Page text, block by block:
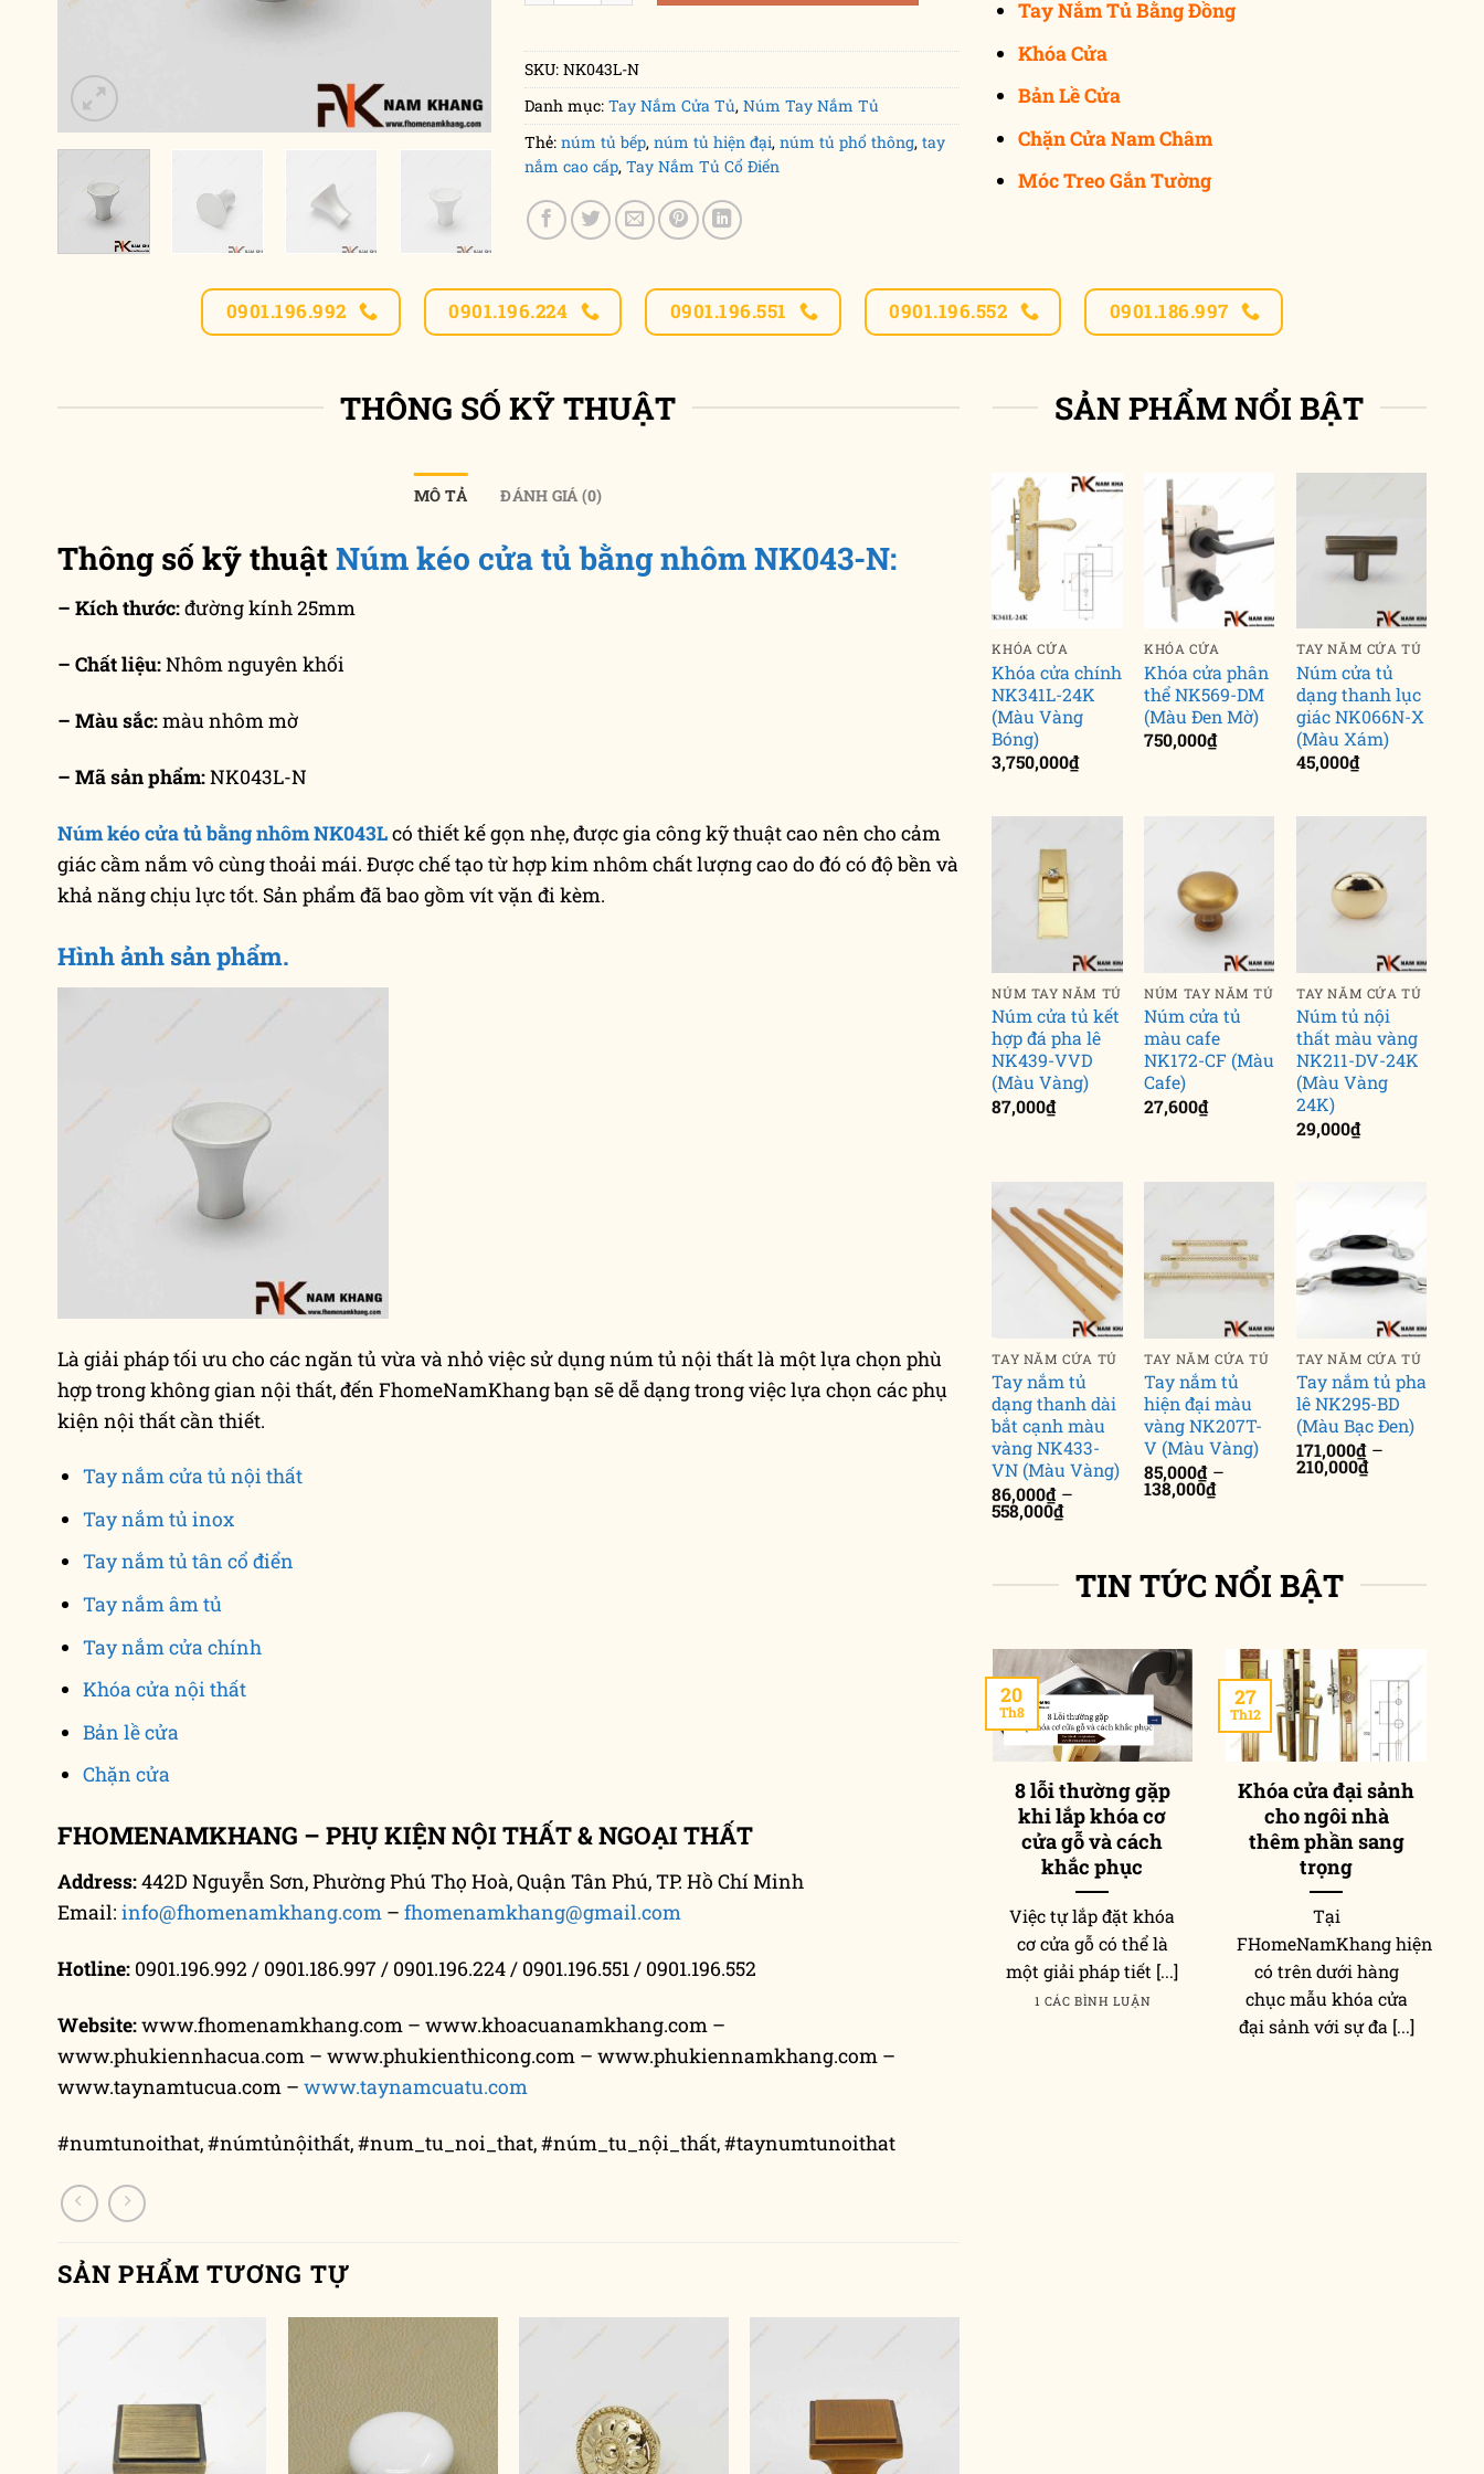
SKU:NK043L-N
Danh mục:Tay Nắm Cửa Tủ,Núm Tay Nắm Tủ
Thẻ:núm tủ bếp,núm tủ hiện đại,núm tủ phổ thông,tay
nắm cao cấp,Tay Nắm Tủ Cổ Điển
Tay Nắm Tủ Bằng Đồng
Khóa Cửa
Bản Lề Cửa
Chặn Cửa Nam Châm
Móc Treo Gắn Tường
0901.196.992 0901.196.224 0901.196.551 0901.196.552 0901.186.997
THÔNG SỐ KỸ THUẬT
MÔ TẢ ĐÁNH GIÁ (0)
Thông số kỹ thuậtNúm kéo cửa tủ bằng nhôm NK043-N:
– Kích thước:đường kính 25mm
– Chất liệu:Nhôm nguyên khối
– Màu sắc:màu nhôm mờ
– Mã sản phẩm:NK043L-N
Núm kéo cửa tủ bằng nhôm NK043Lcó thiết kế gọn nhẹ, được gia công kỹ thuật cao nên cho cảm
giác cầm nắm vô cùng thoải mái. Được chế tạo từ hợp kim nhôm chất lượng cao do đó có độ bền và
khả năng chịu lực tốt. Sản phẩm đã bao gồm vít vặn đi kèm.
Hình ảnh sản phẩm.
Là giải pháp tối ưu cho các ngăn tủ vừa và nhỏ việc sử dụng núm tủ nội thất là một lựa chọn phù
hợp trong không gian nội thất, đến FhomeNamKhang bạn sẽ dễ dạng trong việc lựa chọn các phụ
kiện nội thất cần thiết.
Tay nắm cửa tủ nội thất
Tay nắm tủ inox
Tay nắm tủ tân cổ điển
Tay nắm âm tủ
Tay nắm cửa chính
Khóa cửa nội thất
Bản lề cửa
Chặn cửa
FHOMENAMKHANG – PHỤ KIỆN NỘI THẤT & NGOẠI THẤT
Address:442D Nguyễn Sơn, Phường Phú Thọ Hoà, Quận Tân Phú, TP. Hồ Chí Minh
Email: info@fhomenamkhang.com – fhomenamkhang@gmail.com
Hotline: 0901.196.992 / 0901.186.997 / 0901.196.224 / 0901.196.551 / 0901.196.552
Website:www.fhomenamkhang.com – www.khoacuanamkhang.com –
www.phukiennhacua.com – www.phukienthicong.com – www.phukiennamkhang.com –
www.taynamtucua.com – www.taynamcuatu.com
#numtunoithat, #númtủnộithất, #num_tu_noi_that, #núm_tu_nội_thất, #taynumtunoithat
SẢN PHẨM TƯƠNG TỰ
SẢN PHẨM NỔI BẬT
KHÓA CỬA
Khóa cửa chính
NK341L-24K
(Màu Vàng
Bóng)
3,750,000₫
KHÓA CỬA
Khóa cửa phân
thể NK569-DM
(Màu Đen Mờ)
750,000₫
TAY NẮM CỬA TỦ
Núm cửa tủ
dạng thanh lục
giác NK066N-X
(Màu Xám)
45,000₫
NÚM TAY NẮM TỦ
Núm cửa tủ kết
hợp đá pha lê
NK439-VVD
(Màu Vàng)
87,000₫
NÚM TAY NẮM TỦ
Núm cửa tủ
màu cafe
NK172-CF (Màu
Cafe)
27,600₫
TAY NẮM CỬA TỦ
Núm tủ nội
thất màu vàng
NK211-DV-24K
(Màu Vàng
24K)
29,000₫
TAY NẮM CỬA TỦ
Tay nắm tủ
dạng thanh dài
bắt cạnh màu
vàng NK433-
VN (Màu Vàng)
86,000₫ –
558,000₫Khoảng
đến
558,000₫
TAY NẮM CỬA TỦ
Tay nắm tủ
hiện đại màu
vàng NK207T-
V (Màu Vàng)
85,000₫ –
138,000₫Khoảng
138,000₫
TAY NẮM CỬA TỦ
Tay nắm tủ pha
lê NK295-BD
(Màu Bạc Đen)
171,000₫ –
210,000₫Khoảng
giá:
TIN TỨC NỔI BẬT
8 lỗi thường gặp
khi lắp khóa cơ
cửa gỗ và cách
khắc phục
Việc tự lắp đặt khóa
cơ cửa gỗ có thể là
một giải pháp tiết [...]
1 CÁC BÌNH LUẬN
20
Th8
Khóa cửa đại sảnh
cho ngôi nhà
thêm phần sang
trọng
Tại
FHomeNamKhang hiện
có trên dưới hàng
chục mẫu khóa cửa
đại sảnh với sự đa [...]
27
Th12